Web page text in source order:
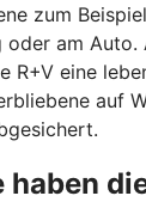
zum
oder am
R+V eine
auf
haben